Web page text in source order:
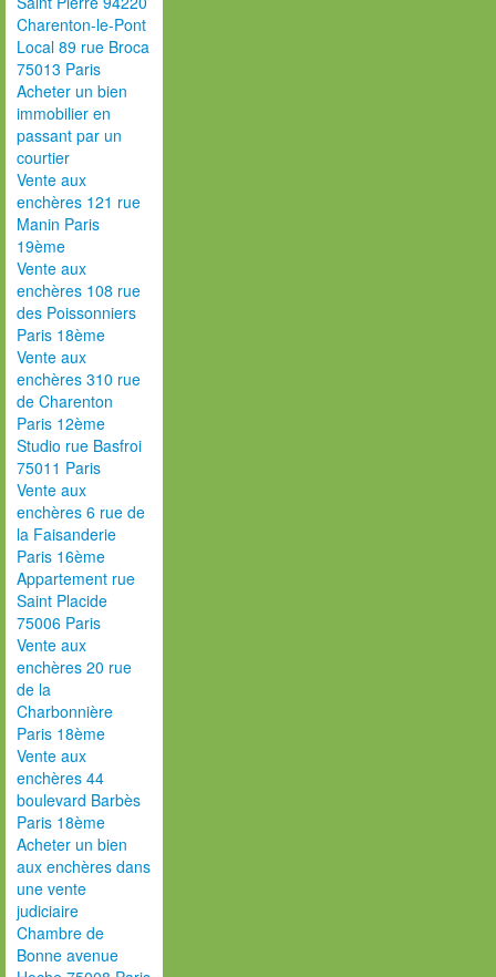
Charenton-le-Pont
Local 89 rue Broca
75013 Paris
Acheter un bien
immobilier en
passant par un
courtier
Vente aux
enchères 121 rue
Manin Paris
19ème
Vente aux
enchères 108 rue
des Poissonniers
Paris 18ème
Vente aux
enchères 310 rue
de Charenton
Paris 12ème
Studio rue Basfroi
75011 Paris
Vente aux
enchères 6 rue de
la Faisanderie
Paris 16ème
Appartement rue
Saint Placide
75006 Paris
Vente aux
enchères 20 rue
de la
Charbonnière
Paris 18ème
Vente aux
enchères 44
boulevard Barbès
Paris 18ème
Acheter un bien
aux enchères dans
une vente
judiciaire
Chambre de
Bonne avenue